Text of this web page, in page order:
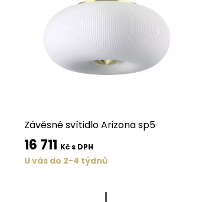
Závěsné svítidlo Arizona sp5
16 711 Kč s DPH
U vás do 2-4 týdnů